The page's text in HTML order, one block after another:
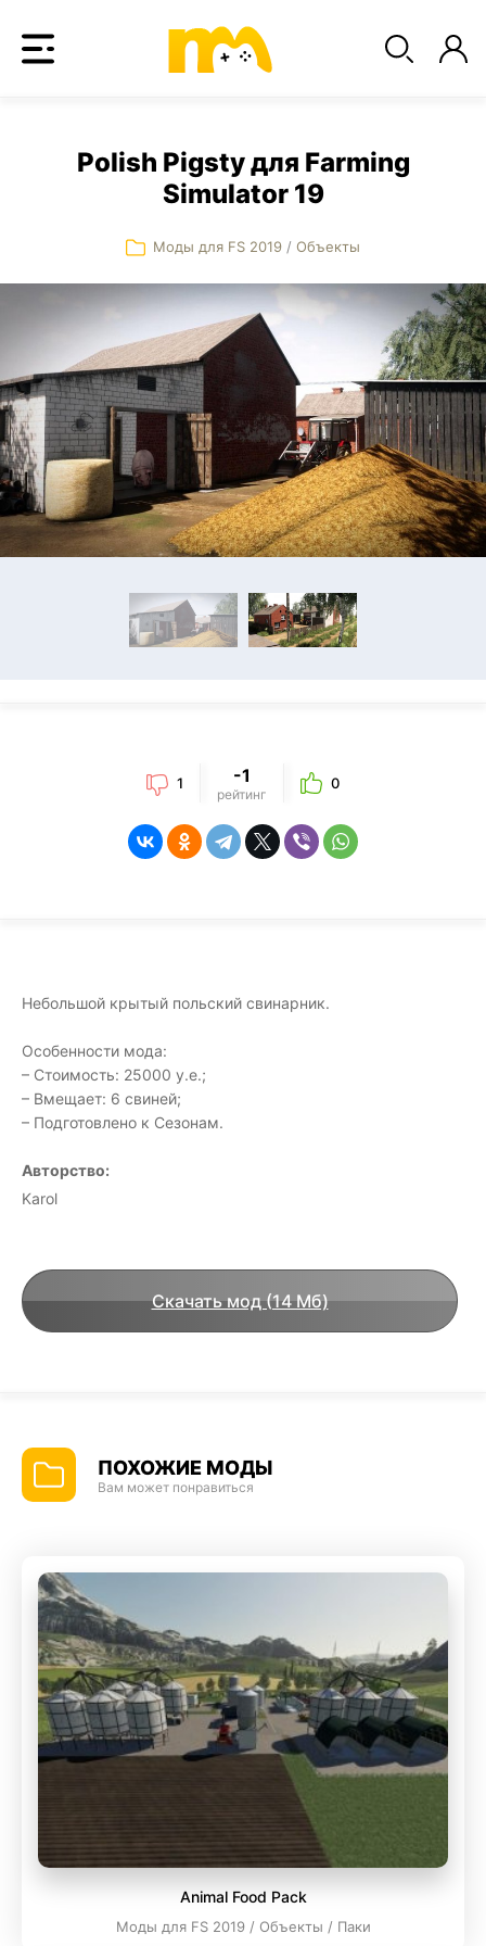
Polish Pigsty для Farming
Simulator 19
Моды для FS 2019 / Объекты
1 -1
рейтинг
0
Небольшой крытый польский свинарник.
Особенности мода:
– Стоимость: 25000 у.е.;
– Вмещает: 6 свиней;
– Подготовлено к Сезонам.
Авторство:
Karol
Скачать мод (14 Мб)
ПОХОЖИЕ МОДЫ
Вам может понравиться
Animal Food Pack
Моды для FS 2019 / Объекты / Паки